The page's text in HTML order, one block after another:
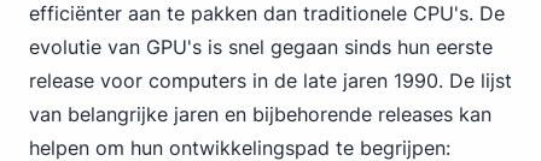
efficiënter aan te pakken dan traditionele CPU's. De
evolutie van GPU's is snel gegaan sinds hun eerste
release voor computers in de late jaren 1990. De lijst
van belangrijke jaren en bijbehorende releases kan
helpen om hun ontwikkelingspad te begrijpen: